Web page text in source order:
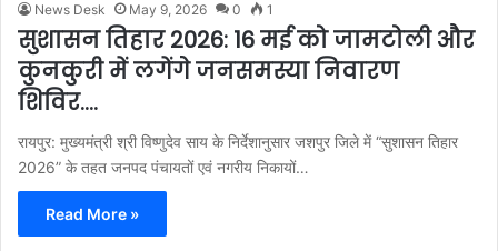
News Desk May 9, 2026 0 1
सुशासन तिहार 2026: 16 मई को जामटोली और
कुनकुरी में लगेंगे जनसमस्या निवारण
शिविर….
रायपुर: मुख्यमंत्री श्री विष्णुदेव साय के निर्देशानुसार जशपुर जिले में “सुशासन तिहार
2026” के तहत जनपद पंचायतों एवं नगरीय निकायों…
Read More »